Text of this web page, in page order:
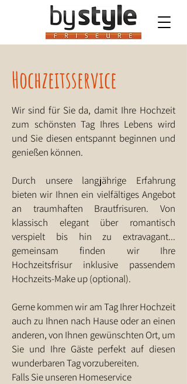
Hochzeitsservice
Wir sind für Sie da, damit Ihre Hochzeit
zum schönsten Tag Ihres Lebens wird
und Sie diesen entspannt beginnen und
genießen können.
Durch unsere langjährige Erfahrung
bieten wir Ihnen ein vielfältiges Angebot
an traumhaften Brautfrisuren. Von
klassisch elegant über romantisch
verspielt bis hin zu extravagant...
gemeinsam finden wir Ihre
Hochzeitsfrisur inklusive passendem
Hochzeits-Make up (optional).
Gerne kommen wir am Tag Ihrer Hochzeit
auch zu Ihnen nach Hause oder an einen
anderen, von Ihnen gewünschten Ort, um
Sie und Ihre Gäste perfekt auf diesen
wunderbaren Tag vorzubereiten.
Falls Sie unseren Homeservice